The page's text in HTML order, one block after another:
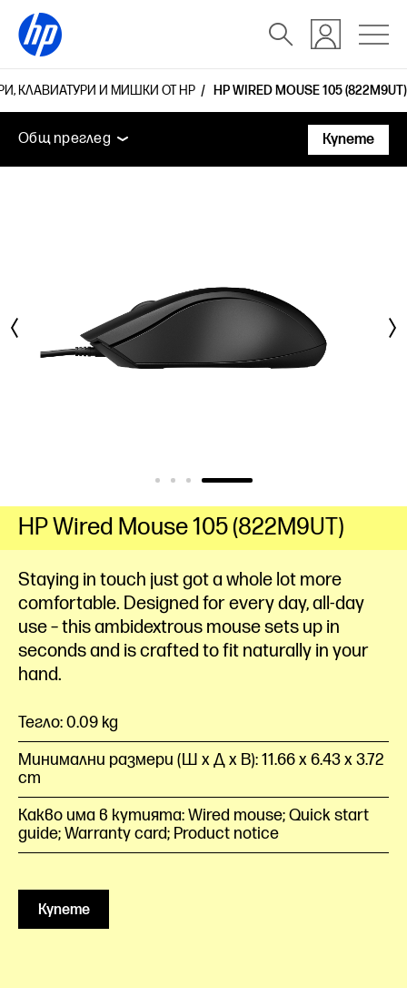
КЛАВИАТУРИ И МИШКИ ОТ HP HP WIRED MOUSE 105 (822M9UT)
Общ преглед Функции
Технически
Общ преглед
Поддръжка
Купете
Staying in touch just got a whole lot more
comfortable. Designed for every day, all-day
use – this ambidextrous mouse sets up in
seconds and is crafted to fit naturally in your
hand.
Тегло: 0.09 kg
Минимални размери (Ш x Д x В): 11.66 x 6.43 x 3.72
cm
Какво има в кутията: Wired mouse; Quick start
guide; Warranty card; Product notice
Купете
HP Wired Mouse 105 (822M9UT)